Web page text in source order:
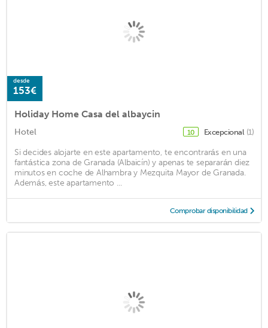
desde
153€
Holiday Home Casa del albaycin
Hotel 10 Excepcional (1)
Si decides alojarte en este apartamento, te encontrarás en una
fantástica zona de Granada (Albaicín) y apenas te separarán diez
minutos en coche de Alhambra y Mezquita Mayor de Granada.
Además, este apartamento ...
Comprobar disponibilidad